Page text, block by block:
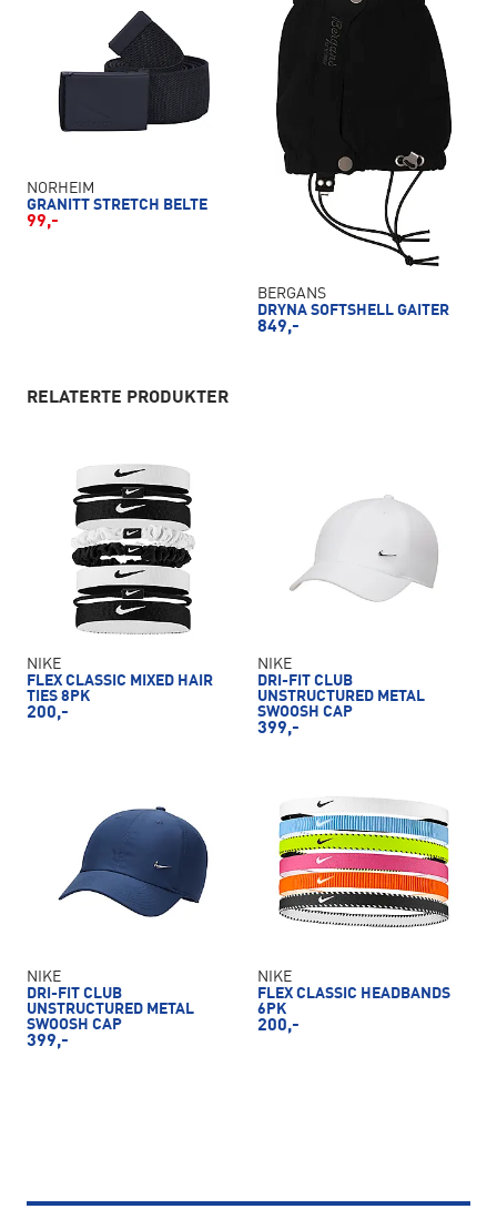
NORHEIM
GRANITT STRETCH BELTE
99,-
BERGANS
DRYNA SOFTSHELL GAITER
849,-
RELATERTE PRODUKTER
NIKE
FLEX CLASSIC MIXED HAIR
TIES 8PK
200,-
NIKE
DRI-FIT CLUB
UNSTRUCTURED METAL
SWOOSH CAP
399,-
NIKE
DRI-FIT CLUB
UNSTRUCTURED METAL
SWOOSH CAP
399,-
NIKE
FLEX CLASSIC HEADBANDS
6PK
200,-